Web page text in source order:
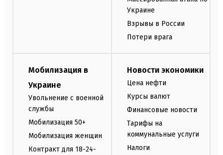
Украине
Взрывы в России
Потери врага
Мобилизация в
Украине
Увольнение с военной
службы
Мобилизация 50+
Мобилизация женщин
Контракт для 18-24-
Новости экономики
Цена нефти
Курсы валют
Финансовые новости
Тарифы на
коммунальные услуги
Налоги